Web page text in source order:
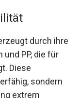
durch ihre
PP, die für
Diese
sondern
extrem